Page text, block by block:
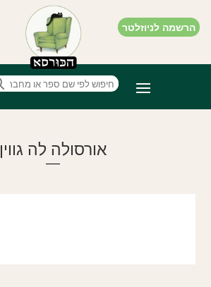
הרשמה לניוזלטר
אורסולה לה גווין